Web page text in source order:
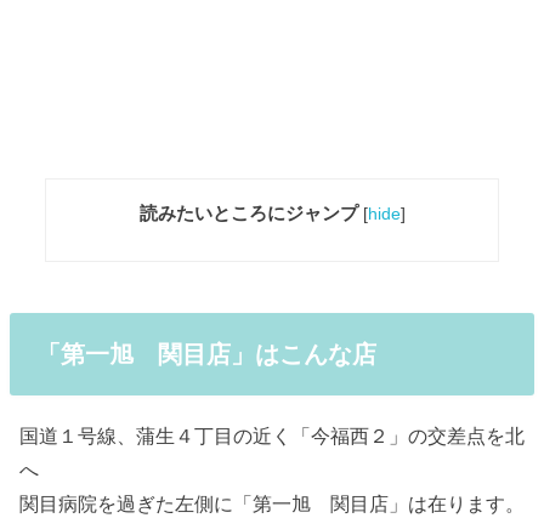
読みたいところにジャンプ [hide]
「第一旭 関目店」はこんな店
国道１号線、蒲生４丁目の近く「今福西２」の交差点を北
へ
関目病院を過ぎた左側に「第一旭 関目店」は在ります。